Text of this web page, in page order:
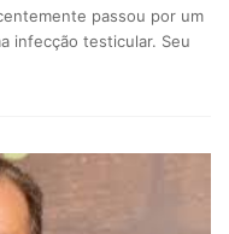
passou por um
infecção testicular. Seu